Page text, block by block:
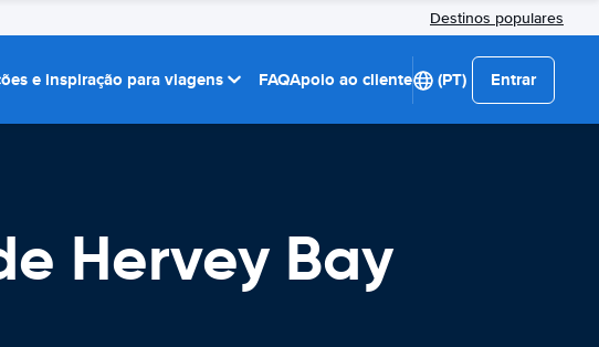
Destinos populares
e inspiração para viagens FAQApoio ao cliente (PT) Entrar
Hervey Bay